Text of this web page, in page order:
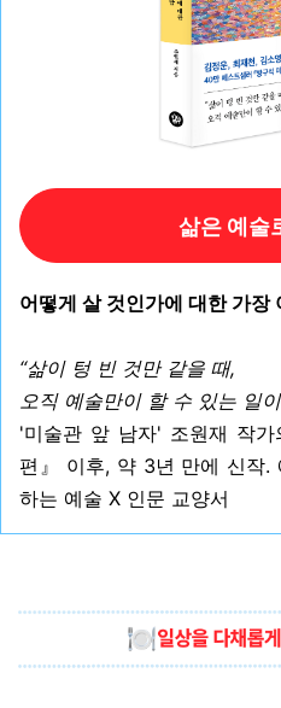
삶은 예술
어떻게 살 것인가에 대한 가장
“삶이 텅 빈 것만 같을 때,
오직 예술만이 할 수 있는 일
'미술관 앞 남자' 조원재 작
편』 이후, 약 3년 만에 신작.
하는 예술 X 인문 교양서